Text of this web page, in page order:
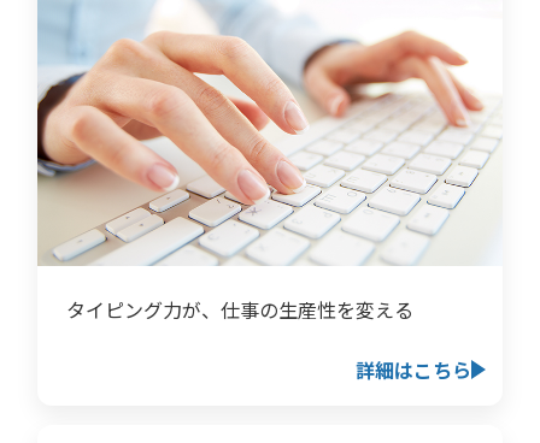
タイピング力が、仕事の生産性を変える
詳細はこちら